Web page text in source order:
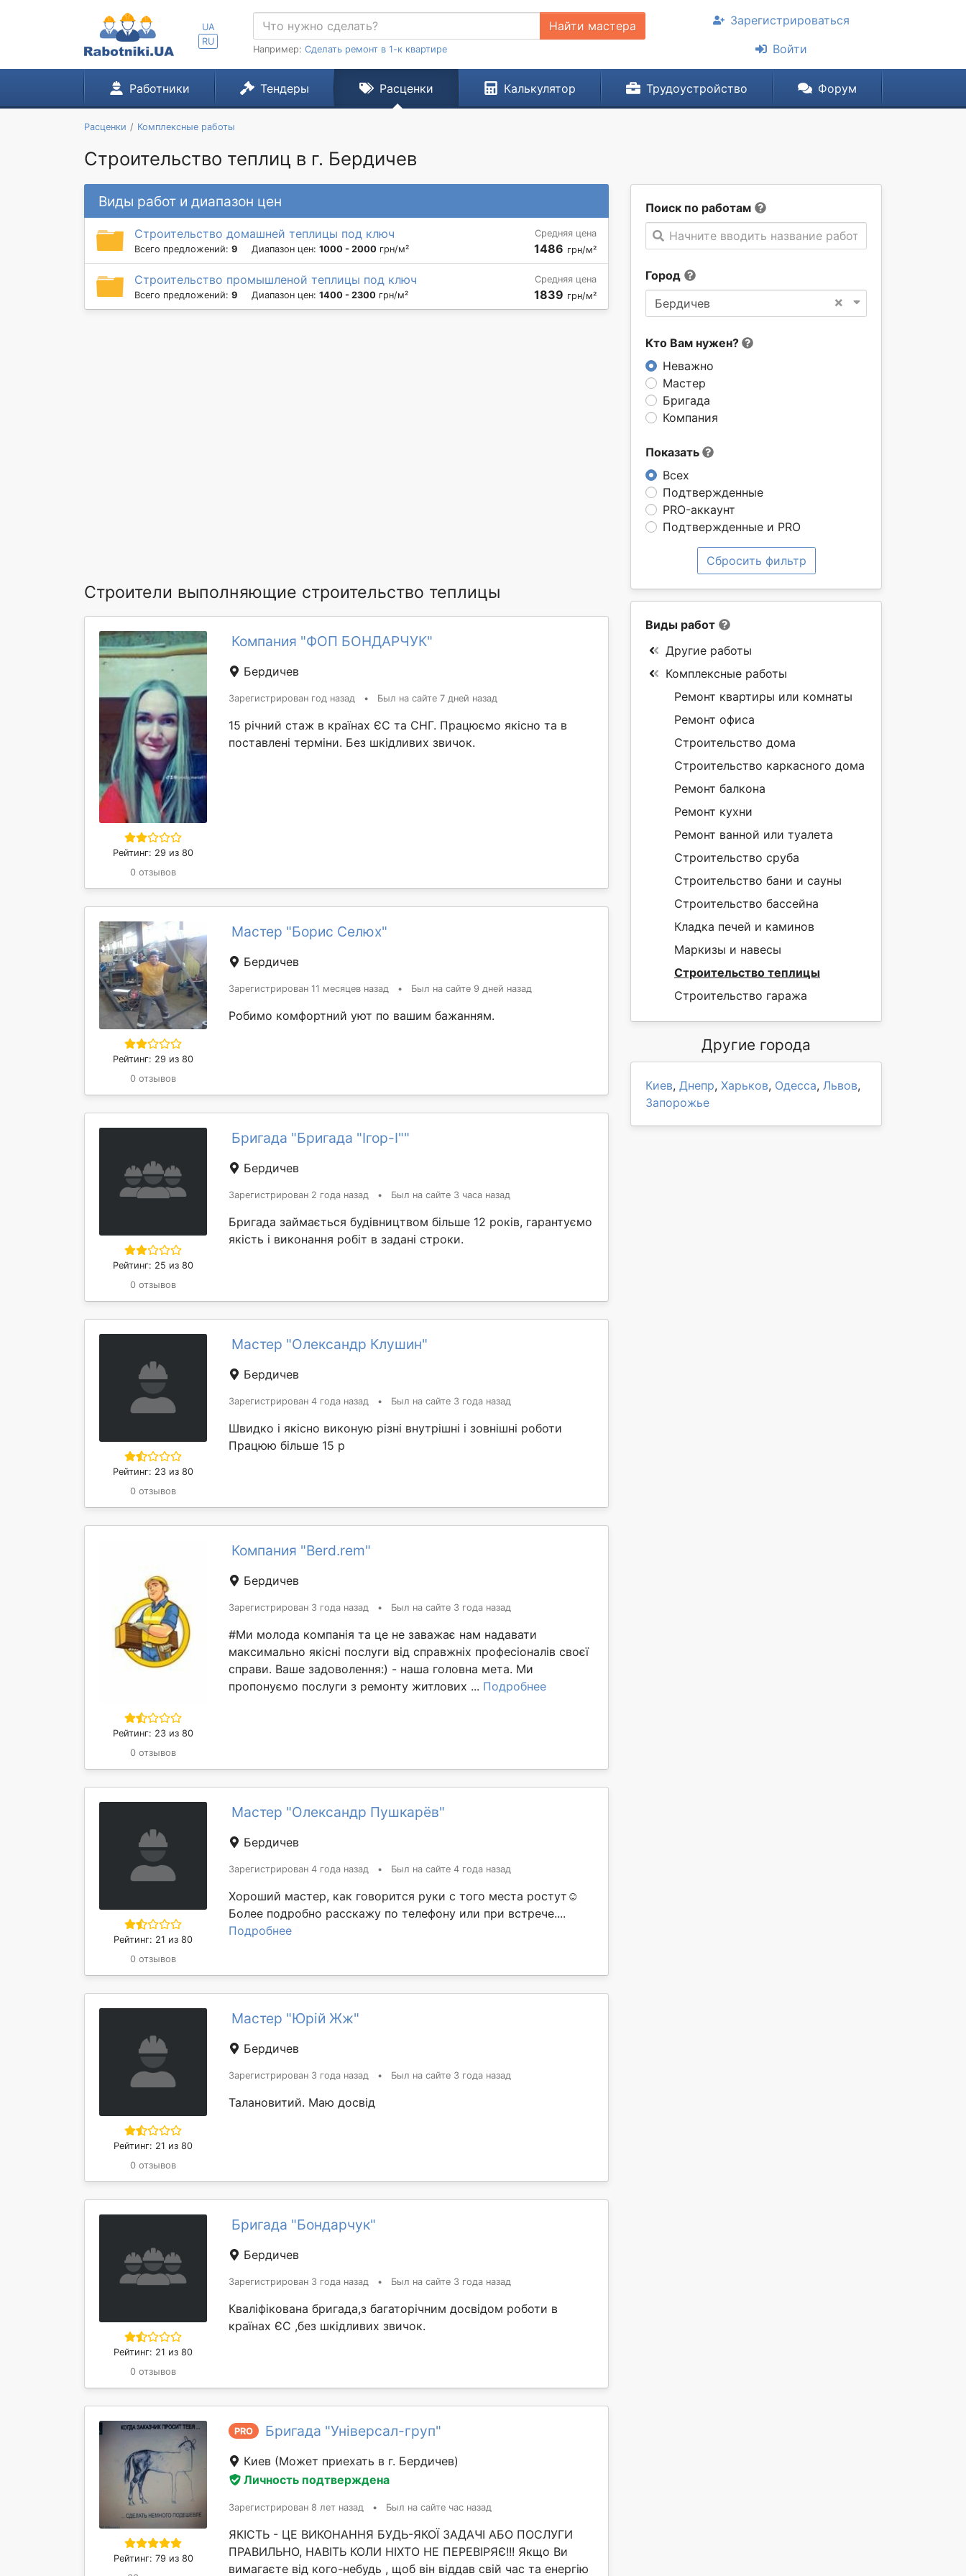
UA
RU
Найти мастера
Например: Сделать ремонт в 1-к квартире
Зарегистрироваться
Войти
Работники Тендеры Расценки Калькулятор Трудоустройство Форум
Расценки Комплексные работы
Строительство теплиц в г. Бердичев
Поиск по работам
Начните вводить название работы
Город
×
Бердичев
Кто Вам нужен?
Неважно
Мастер
Бригада
Компания
Показать
Всех
Подтвержденные
PRO-аккаунт
Подтвержденные и PRO
Сбросить фильтр
Виды работ и диапазон цен
Строительство домашней теплицы под ключ
Всего предложений: 9 Диапазон цен: 1000 - 2000 грн/м²
Средняя цена
1486 грн/м²
Строительство промышленой теплицы под ключ
Всего предложений: 9 Диапазон цен: 1400 - 2300 грн/м²
Средняя цена
1839 грн/м²
Строители выполняющие строительство теплицы
Рейтинг: 29 из 80
0 отзывов
Компания "ФОП БОНДАРЧУК"
Бердичев
Зарегистрирован год назад • Был на сайте 7 дней назад
15 річний стаж в країнах ЄС та СНГ. Працюємо якісно та в
поставлені терміни. Без шкідливих звичок.
Рейтинг: 29 из 80
0 отзывов
Мастер "Борис Селюх"
Бердичев
Зарегистрирован 11 месяцев назад • Был на сайте 9 дней назад
Робимо комфортний уют по вашим бажанням.
Рейтинг: 25 из 80
0 отзывов
Бригада "Бригада "Ігор-І""
Бердичев
Зарегистрирован 2 года назад • Был на сайте 3 часа назад
Бригада займається будівництвом більше 12 років, гарантуємо
якість і виконання робіт в задані строки.
Рейтинг: 23 из 80
0 отзывов
Мастер "Олександр Клушин"
Бердичев
Зарегистрирован 4 года назад • Был на сайте 3 года назад
Швидко і якісно виконую різні внутрішні і зовнішні роботи
Працюю більше 15 р
Рейтинг: 23 из 80
0 отзывов
Компания "Berd.rem"
Бердичев
Зарегистрирован 3 года назад • Был на сайте 3 года назад
#Ми молода компанія та це не заважає нам надавати
максимально якісні послуги від справжніх професіоналів своєї
справи. Ваше задоволення:) - наша головна мета. Ми
пропонуємо послуги з ремонту житлових ... Подробнее
Рейтинг: 21 из 80
0 отзывов
Мастер "Олександр Пушкарёв"
Бердичев
Зарегистрирован 4 года назад • Был на сайте 4 года назад
Хороший мастер, как говорится руки с того места ростут☺️
Более подробно расскажу по телефону или при встрече....
Подробнее
Рейтинг: 21 из 80
0 отзывов
Мастер "Юрій Жж"
Бердичев
Зарегистрирован 3 года назад • Был на сайте 3 года назад
Талановитий. Маю досвід
Рейтинг: 21 из 80
0 отзывов
Бригада "Бондарчук"
Бердичев
Зарегистрирован 3 года назад • Был на сайте 3 года назад
Кваліфікована бригада,з багаторічним досвідом роботи в
країнах ЄС ,без шкідливих звичок.
Рейтинг: 79 из 80
PRO Бригада "Універсал-груп"
Киев (Может приехать в г. Бердичев)
Личность подтверждена
Зарегистрирован 8 лет назад • Был на сайте час назад
ЯКІСТЬ - ЦЕ ВИКОНАННЯ БУДЬ-ЯКОЇ ЗАДАЧІ АБО ПОСЛУГИ
ПРАВИЛЬНО, НАВІТЬ КОЛИ НІХТО НЕ ПЕРЕВІРЯЄ!!! Якщо Ви
вимагаєте від кого-небудь , щоб він віддав свій час та енергію
Виды работ
Другие работы
Комплексные работы
Ремонт квартиры или комнаты
Ремонт офиса
Строительство дома
Строительство каркасного дома
Ремонт балкона
Ремонт кухни
Ремонт ванной или туалета
Строительство сруба
Строительство бани и сауны
Строительство бассейна
Кладка печей и каминов
Маркизы и навесы
Строительство теплицы
Строительство гаража
Другие города
Киев, Днепр, Харьков, Одесса, Львов,
Запорожье